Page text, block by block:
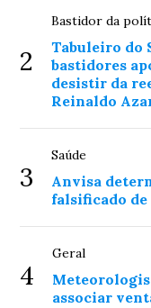
2
Bastidor da
Tabuleiro do
bastidores
desistir da
Reinaldo
3
Saúde
Anvisa
falsificado
4
Geral
associar